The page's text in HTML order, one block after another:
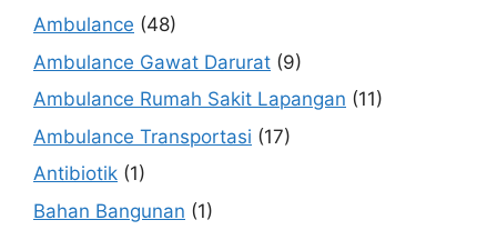
Ambulance (48)
Ambulance Gawat Darurat (9)
Ambulance Rumah Sakit Lapangan (11)
Ambulance Transportasi (17)
Antibiotik (1)
Bahan Bangunan (1)